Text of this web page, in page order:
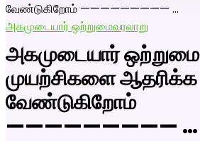
வேண்டுகிறோம் ————————— …
அகமுடையார் ஒற்றுமைவரலாறு
அகமுடையார் ஒற்றுமை
முயற்சிகளை ஆதரிக்க
வேண்டுகிறோம்
————————— …